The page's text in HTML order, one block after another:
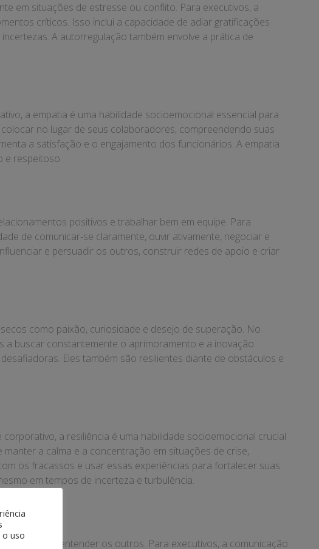
em situações de estresse ou conflito. Para executivos, a
críticos. Isso inclui a capacidade de adiar gratificações
A autorregulação também envolve a prática de
a empatia é uma habilidade socioemocional essencial para
no lugar de seus colaboradores, compreendendo suas
a satisfação e o engajamento dos funcionários. A empatia
e respeitoso.
positivos e trabalhar bem em equipe. Para
de comunicar-se claramente, ouvir ativamente, negociar e
e persuadir os outros, construir redes de apoio e criar
como paixão, curiosidade e desejo de superação. No
a buscar constantemente o aprimoramento e a inovação.
Eles também são resilientes diante de obstáculos e
a resiliência é uma habilidade socioemocional crucial
a calma e a concentração em situações de crise,
os fracassos e usar essas experiências para fortalecer suas
em tempos de incerteza e turbulência.
ouvir e entender os outros. Para executivos, a comunicação
o uso